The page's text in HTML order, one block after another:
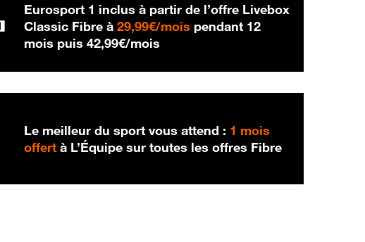
Eurosport 1 inclus à partir de l’offre Livebox
Classic Fibre à29,99€/mois 29,99 € par mois
pendant 12
mois puis42,99€/mois
Le meilleur du sport vous attend : 1 mois
offert à L’Équipe sur toutes les offres Fibre